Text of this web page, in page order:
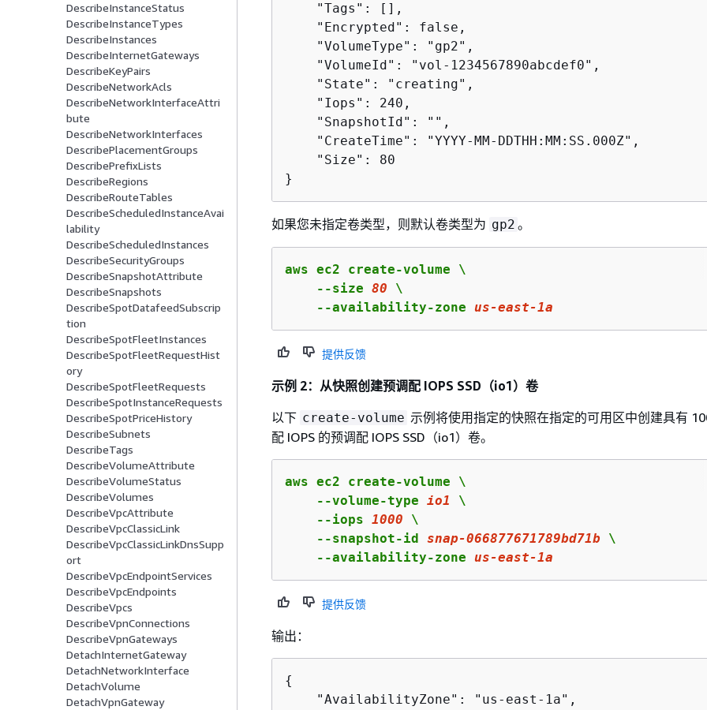
DescribeInstanceStatus
DescribeInstanceTypes
DescribeInstances
DescribeInternetGateways
DescribeKeyPairs
DescribeNetworkAcls
DescribeNetworkInterfaceAttri
bute
DescribeNetworkInterfaces
DescribePlacementGroups
DescribePrefixLists
DescribeRegions
DescribeRouteTables
DescribeScheduledInstanceAvai
lability
DescribeScheduledInstances
DescribeSecurityGroups
DescribeSnapshotAttribute
DescribeSnapshots
DescribeSpotDatafeedSubscrip
tion
DescribeSpotFleetInstances
DescribeSpotFleetRequestHist
ory
DescribeSpotFleetRequests
DescribeSpotInstanceRequests
DescribeSpotPriceHistory
DescribeSubnets
DescribeTags
DescribeVolumeAttribute
DescribeVolumeStatus
DescribeVolumes
DescribeVpcAttribute
DescribeVpcClassicLink
DescribeVpcClassicLinkDnsSupp
ort
DescribeVpcEndpointServices
DescribeVpcEndpoints
DescribeVpcs
DescribeVpnConnections
DescribeVpnGateways
DetachInternetGateway
DetachNetworkInterface
DetachVolume
DetachVpnGateway
    "Tags": [],
    "Encrypted": false,
    "VolumeType": "gp2",
    "VolumeId": "vol-1234567890abcdef0",
    "State": "creating",
    "Iops": 240,
    "SnapshotId": "",
    "CreateTime": "YYYY-MM-DDTHH:MM:SS.000Z",
    "Size": 80
}
如果您未指定卷类型，则默认卷类型为 gp2 。
aws ec2 create-volume \
    --size
80 \
    --availability-zone
us-east-1a
提供反馈
示例 2：从快照创建预调配 IOPS SSD（io1）卷
以下 create-volume 示例将使用指定的快照在指定的可用区中创建具有
配 IOPS 的预调配 IOPS SSD（io1）卷。
aws ec2 create-volume \
    --volume-type
io1 \
    --iops
1000 \
    --snapshot-id
snap-066877671789bd71b \
    --availability-zone
us-east-1a
提供反馈
输出：
{
    "AvailabilityZone": "us-east-1a",